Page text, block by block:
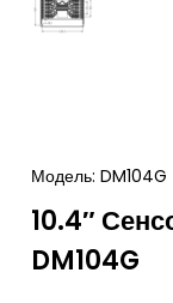
Модель: DM104G
10.4″
DM104G